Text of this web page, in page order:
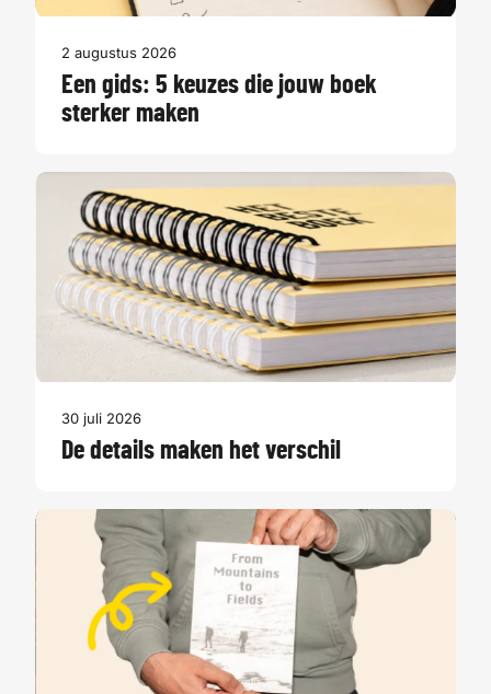
2 augustus 2026
Een gids: 5 keuzes die jouw boek
sterker maken
30 juli 2026
De details maken het verschil